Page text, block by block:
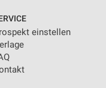
einstellen